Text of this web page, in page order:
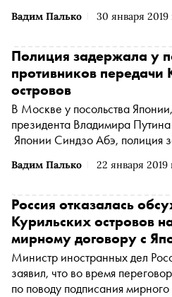
Вадим Палько 30 января 2019
Вадим Палько 22 января 2019
Полиция задержала у
противников передачи
островов
В Москве у посольства
президента Владимира Путина и премьер-
Японии Синдзо Абэ, полиция
сообщает «ОВД-Инфо
координатора «Левого
Россия отказалась
Курильских островов
мирному договору с
Министр иностранных дел
заявил, что во время
по поводу подписания